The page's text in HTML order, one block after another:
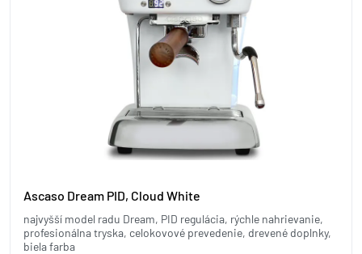
Ascaso Dream PID, Cloud White
najvyšší model radu Dream, PID regulácia, rýchle nahrievanie,
profesionálna tryska, celokovové prevedenie, drevené doplnky,
biela farba